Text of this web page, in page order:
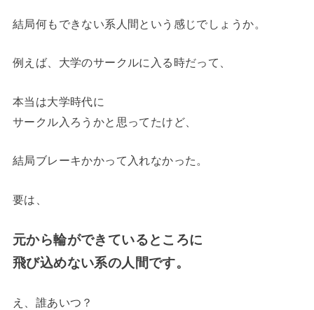
結局何もできない系人間という感じでしょうか。
例えば、大学のサークルに入る時だって、
本当は大学時代に
サークル入ろうかと思ってたけど、
結局ブレーキかかって入れなかった。
要は、
元から輪ができているところに
飛び込めない系の人間です。
え、誰あいつ？